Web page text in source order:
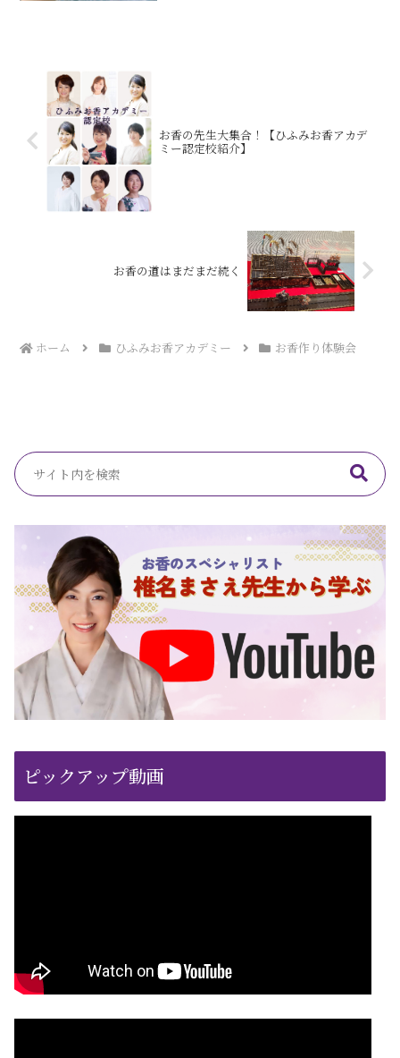
お香の先生大集合！【ひふみお香アカデ
ミー認定校紹介】
お香の道はまだまだ続く
ホーム ひふみお香アカデミー お香作り体験会
ピックアップ動画